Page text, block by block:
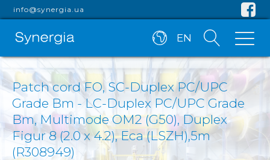
info@synergia.ua
EN
Patch cord FO, SC-Duplex PC/UPC
Grade Bm - LC-Duplex PC/UPC Grade
Bm, Multimode OM2 (G50), Duplex
Figur 8 (2.0 x 4.2), Eca (LSZH),5m
(R308949)